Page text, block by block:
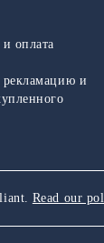
оплата
рекламацию и
Read our